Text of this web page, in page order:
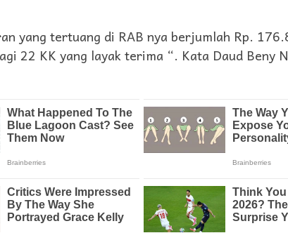
yang tertuang di RAB nya berjumlah Rp.
22 KK yang layak terima “. Kata Daud Beny